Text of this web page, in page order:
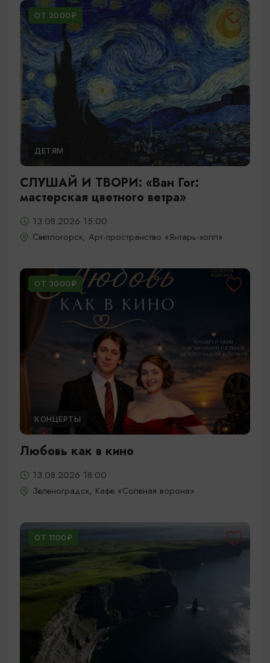
ОТ 2000₽
ДЕТЯМ
СЛУШАЙ И ТВОРИ: «Ван Гог:
мастерская цветного ветра»
13.08.2026 15:00
Светлогорск, Арт-пространство «Янтарь-холл»
ОТ 3000₽
КОНЦЕРТЫ
Любовь как в кино
13.08.2026 18:00
Зеленоградск, Кафе «Соленая ворона»
ОТ 1100₽